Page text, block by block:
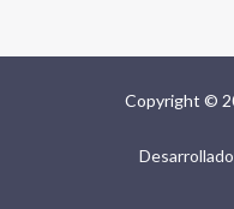
Copyright ©